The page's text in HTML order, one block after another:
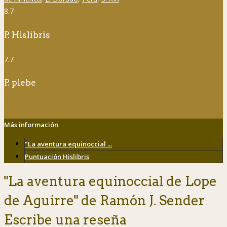
8.7
P. Hislibris
7.7
P. plebe
Más información
"La aventura equinoccial ...
Puntuación Hislibris
"La aventura equinoccial de Lope
de Aguirre" de Ramón J. Sender
Escribe una reseña